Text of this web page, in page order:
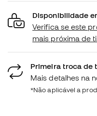
Disponibilidade
Verifica se este
mais próxima de ti.
Primeira troca de
Mais detalhes na
*Não aplicável a